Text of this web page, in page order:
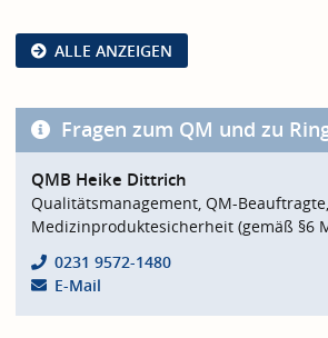
ALLE ANZEIGEN
Fragen zum QM und zu
QMB Heike Dittrich
Qualitätsmanagement, QM-
Medizinproduktesicherheit (gemäß §6
0231 9572-1480
E-Mail